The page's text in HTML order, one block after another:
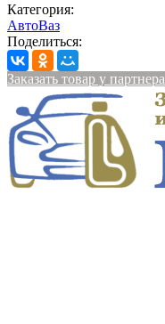
Категория:
АвтоВаз
Поделиться:
Заказать товар у партнера